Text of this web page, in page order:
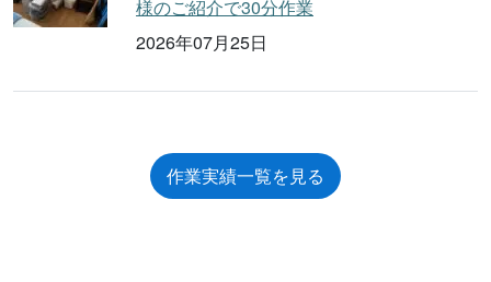
様のご紹介で30分作業
2026年07月25日
作業実績一覧を見る